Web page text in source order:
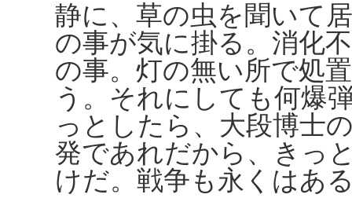
静に、草の虫を聞いて
の事が気に掛る。消化
の事。灯の無い所で処
う。それにしても何爆
っとしたら、大段博士
発であれだから、きっ
けだ。戦争も永くはあ